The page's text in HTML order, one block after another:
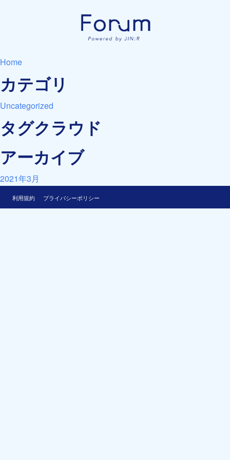
Home
カテゴリ
Uncategorized
タグクラウド
アーカイブ
2021年3月
利用規約 プライバシーポリシー